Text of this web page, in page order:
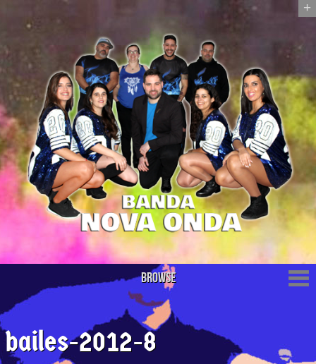
+
Browse
bailes-2012-8